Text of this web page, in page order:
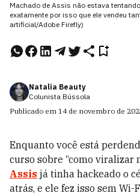
Machado de Assis não estava
exatamente por isso que ele vendeu
artificial/Adobe Firefly)
Natalia Beauty
Colunista Bússola
Publicado em 14 de novembro de
Enquanto você está
curso sobre “como viralizar
Assis já tinha hackeado o
atrás, e ele fez isso sem Wi-